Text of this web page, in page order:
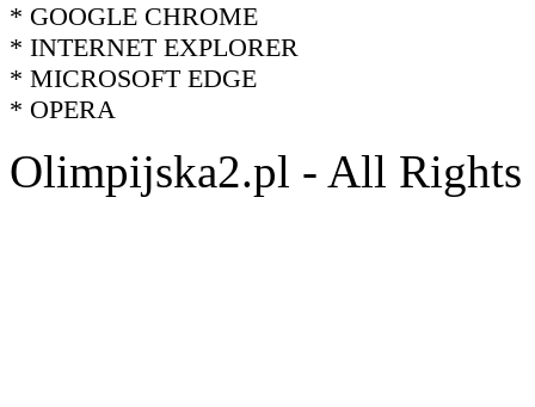
* GOOGLE CHROME
* INTERNET EXPLORER
* MICROSOFT EDGE
* OPERA
Olimpijska2.pl - All Rights